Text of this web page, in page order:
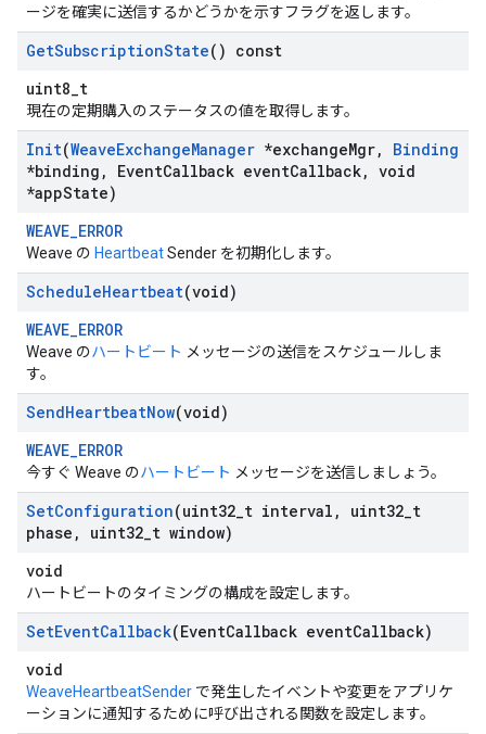
ージを確実に送信するかどうかを示すフラグを返します。
GetSubscriptionState() const
uint8_t
現在の定期購入のステータスの値を取得します。
Init(WeaveExchangeManager *exchangeMgr,
Binding
*binding , EventCallback eventCallback, void
*appState)
WEAVE_ERROR
Weave の HeartbeatSender を初期化します。
ScheduleHeartbeat(void)
WEAVE_ERROR
Weave のハートビート メッセージの送信をスケジュールしま
す。
SendHeartbeatNow(void)
WEAVE_ERROR
今すぐ Weave のハートビート メッセージを送信しましょう。
SetConfiguration(uint32 t interval , uint32 t
phase , uint32 t window)
void
ハートビートのタイミングの構成を設定します。
SetEventCallback(EventCallback eventCallback)
void
WeaveHeartbeatSender で発生したイベントや変更をアプリケ
ーションに通知するために呼び出される関数を設定します。